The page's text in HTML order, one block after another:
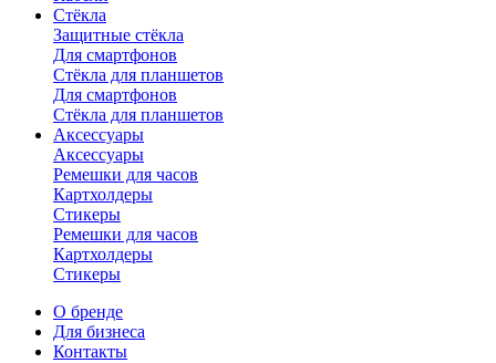
Стёкла
Защитные стёкла
Для смартфонов
Стёкла для планшетов
Для смартфонов
Стёкла для планшетов
Аксессуары
Аксессуары
Ремешки для часов
Картхолдеры
Стикеры
Ремешки для часов
Картхолдеры
Стикеры
О бренде
Для бизнеса
Контакты